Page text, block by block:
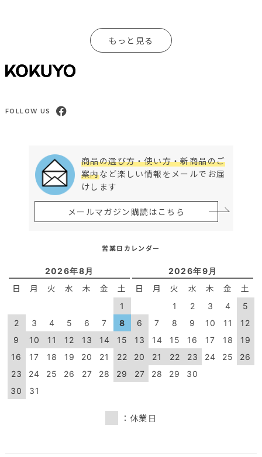
もっと見る
FOLLOW US
商品の選び方・使い方・新商品のご
案内など楽しい情報をメールでお届
けします
メールマガジン購読はこちら
営業日カレンダー
2026年8月
日 月 火 水 木 金 土
1
2
3 4 5 6 7
8
9
10 11 12 13 14
15
16
17 18 19 20 21
22
23
24 25 26 27 28
29
30
31
2026年9月
日 月 火 水 木 金 土
1 2 3 4
5
6
7 8 9 10 11
12
13
14 15 16 17 18
19
20
21 22 23 24 25
26
27
28 29 30
：休業日